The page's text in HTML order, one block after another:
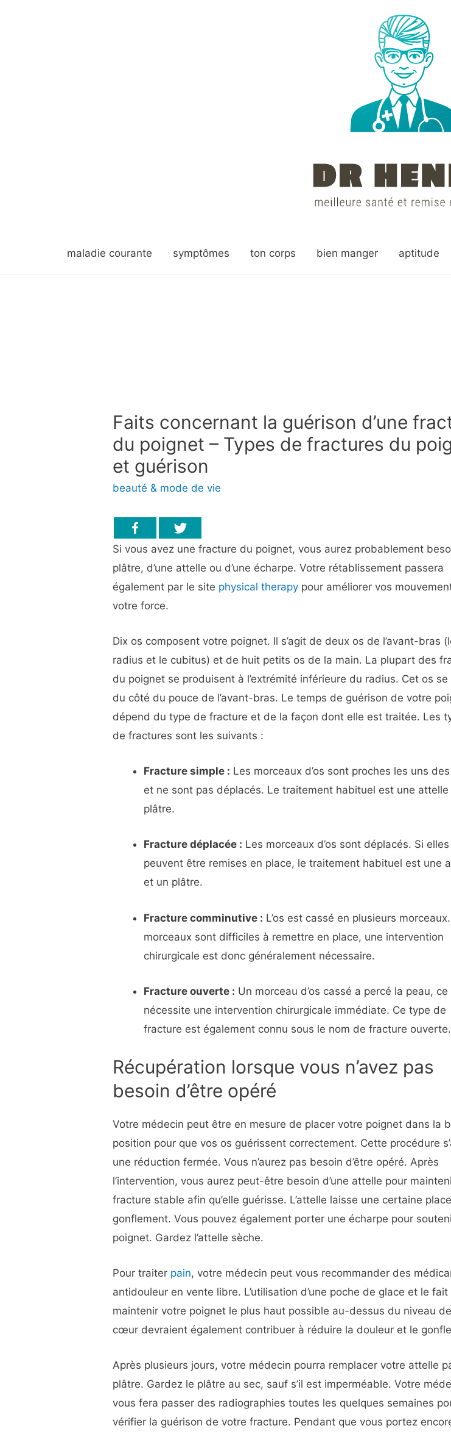
maladie courante symptômes ton corps bien manger aptitude
Faits concernant la guérison d’une
du poignet – Types de fractures du
et guérison
beauté & mode de vie
Si vous avez une fracture du poignet, vous aurez probablement
plâtre, d’une attelle ou d’une écharpe. Votre rétablissement passera
également par le site physical therapy pour améliorer vos
votre force.
Dix os composent votre poignet. Il s’agit de deux os de l’avant-bras
radius et le cubitus) et de huit petits os de la main. La plupart des
du poignet se produisent à l’extrémité inférieure du radius. Cet os se
du côté du pouce de l’avant-bras. Le temps de guérison de votre
dépend du type de fracture et de la façon dont elle est traitée. Les
de fractures sont les suivants :
Fracture simple : Les morceaux d’os sont proches les uns
et ne sont pas déplacés. Le traitement habituel est une attelle
plâtre.
Fracture déplacée : Les morceaux d’os sont déplacés. Si elles
peuvent être remises en place, le traitement habituel est une
et un plâtre.
Fracture comminutive : L’os est cassé en plusieurs
morceaux sont difficiles à remettre en place, une intervention
chirurgicale est donc généralement nécessaire.
Fracture ouverte : Un morceau d’os cassé a percé la peau, ce
nécessite une intervention chirurgicale immédiate. Ce type de
fracture est également connu sous le nom de fracture ouverte.
Récupération lorsque vous n’avez pas
besoin d’être opéré
Votre médecin peut être en mesure de placer votre poignet dans la
position pour que vos os guérissent correctement. Cette procédure
une réduction fermée. Vous n’aurez pas besoin d’être opéré. Après
l’intervention, vous aurez peut-être besoin d’une attelle pour
fracture stable afin qu’elle guérisse. L’attelle laisse une certaine
gonflement. Vous pouvez également porter une écharpe pour
poignet. Gardez l’attelle sèche.
Pour traiter pain, votre médecin peut vous recommander des
antidouleur en vente libre. L’utilisation d’une poche de glace et le fait
maintenir votre poignet le plus haut possible au-dessus du niveau
cœur devraient également contribuer à réduire la douleur et le
Après plusieurs jours, votre médecin pourra remplacer votre attelle
plâtre. Gardez le plâtre au sec, sauf s’il est imperméable. Votre
vous fera passer des radiographies toutes les quelques semaines
vérifier la guérison de votre fracture. Pendant que vous portez